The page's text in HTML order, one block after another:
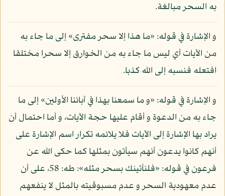
به السحر مبالغة.
و الإشارة في قوله: «ما هذا إلا سحر مفترى» إلى ما جاء به
من الآيات أي ليس ما جاء به من الخوارق إلا سحرا مختلقا
افتعله فنسبه إلى الله كذبا.
و الإشارة في قوله: «و ما سمعنا بهذا في آبائنا الأولين» إلى ما
جاء به من الدعوة و أقام عليها حجة الآيات، و أما احتمال أن
يراد بها الإشارة إلى الآيات فلا يلائمه تكرار اسم الإشارة على
أنهم كانوا يدعون أنهم سيأتون بمثلها كما حكى الله عن
فرعون في قوله: «فلنأتينك بسحر مثله»: طه: 58، على أن
عدم معهودية السحر و عدم مسبوقيته بالمثل لا ينفعهم